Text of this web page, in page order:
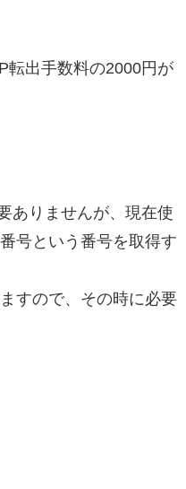
転出手数料の2000円が
ありませんが、現在使
号という番号を取得す
すので、その時に必要